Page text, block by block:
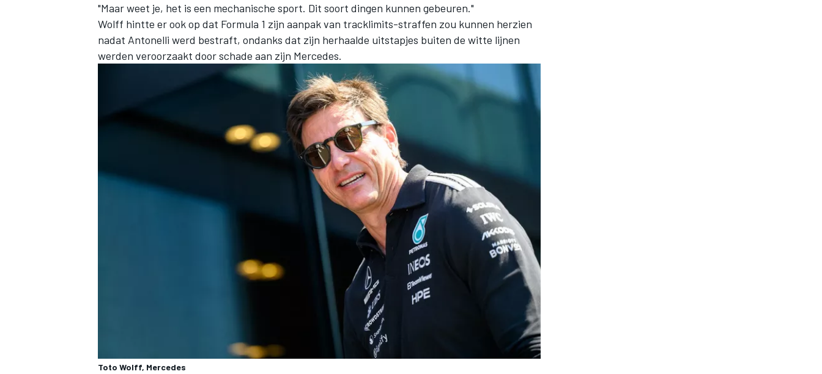
"Maar weet je, het is een mechanische sport. Dit soort dingen kunnen gebeuren."
Wolff hintte er ook op dat Formula 1 zijn aanpak van tracklimits-straffen zou kunnen herzien
nadat Antonelli werd bestraft, ondanks dat zijn herhaalde uitstapjes buiten de witte lijnen
werden veroorzaakt door schade aan zijn Mercedes.
Toto Wolff, Mercedes